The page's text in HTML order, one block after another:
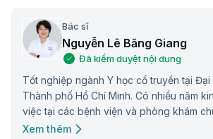
Bác sĩ
Nguyễn Lê Băng Giang
Đã kiểm duyệt nội dung
Tốt nghiệp ngành Y học cổ truyền tại
Thành phố Hồ Chí Minh. Có nhiều năm
việc tại các bệnh viện và phòng khám
cổ truyền. Với phương châm lấy người
Xem thêm